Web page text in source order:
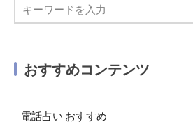
おすすめコンテンツ
電話占い おすすめ